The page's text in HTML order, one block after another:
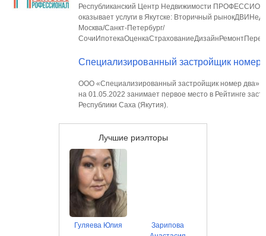
Республиканский Центр Недвижимости
оказывает услуги в Якутске: Вторичный
Москва/Санкт-Петербург/
Специализированный застройщик номер
ООО «Специализированный застройщик номер два»
на 01.05.2022 занимает первое место в Рейтинге
Республики Саха (Якутия).
Лучшие риэлторы
Гуляева Юлия
Зарипова